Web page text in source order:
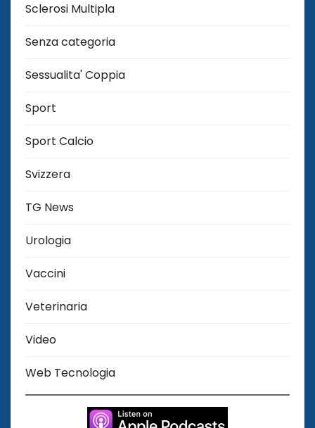
Sclerosi Multipla
Senza categoria
Sessualita' Coppia
Sport
Sport Calcio
Svizzera
TG News
Urologia
Vaccini
Veterinaria
Video
Web Tecnologia